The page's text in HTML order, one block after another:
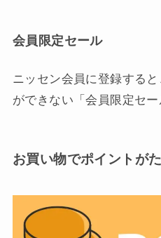
会員限定セール
ニッセン会員に登録する
ができない「会員限定セー
お買い物でポイントが